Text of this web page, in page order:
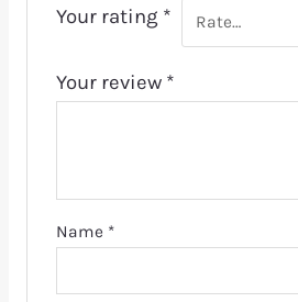
Your rating *
Your review *
Name *